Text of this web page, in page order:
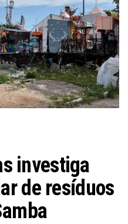
investiga
de resíduos